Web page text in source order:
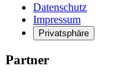
Datenschutz
Impressum
Privatsphäre
Partner